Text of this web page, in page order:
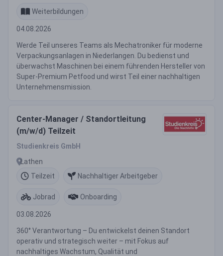
Weiterbildungen
04.08.2026
Werde Teil unseres Teams als Mechatroniker für moderne
Verpackungsanlagen in Niederlangen. Du bedienst und
überwachst Maschinen bei einem führenden Hersteller von
Super-Premium Petfood und wirst Teil einer nachhaltigen
Unternehmensmission.
Center-Manager / Standortleitung
(m/w/d) Teilzeit
Studienkreis GmbH
Lathen
Teilzeit
Nachhaltiger Arbeitgeber
Jobrad Onboarding
03.08.2026
360° Verantwortung – Du entwickelst deinen Standort
operativ und strategisch weiter – mit Fokus auf
nachhaltiges Wachstum, Qualität und